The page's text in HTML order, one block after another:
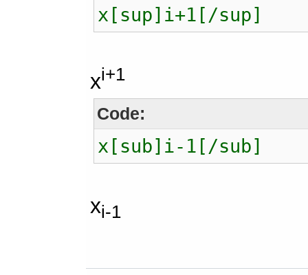
x[sup]i+1[/sup]
xi+1
Code:
x[sub]i-1[/sub]
xi-1